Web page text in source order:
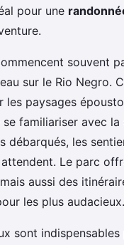
pour une
souvent
sur le Rio Negro.
les paysages
se familiariser avec
débarqués, les
Le parc
aussi des
les plus audacieux.
sont